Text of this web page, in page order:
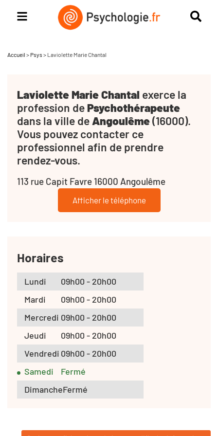
Accueil > Psys > Laviolette Marie Chantal
Laviolette Marie Chantal exerce la
profession dePsychothérapeute
dans la ville deAngoulême(16000).
Vous pouvez contacter ce
professionnel afin de prendre
rendez-vous.
113 rue Capit Favre 16000 Angoulême
Afficher le téléphone
Horaires
Lundi
09h00 - 20h00
Mardi
09h00 - 20h00
Mercredi 09h00 - 20h00
Jeudi
09h00 - 20h00
Vendredi 09h00 - 20h00
Samedi
Fermé
DimancheFermé